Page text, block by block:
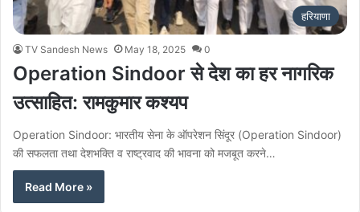
हरियाणा
TV Sandesh News May 18, 2025 0
Operation Sindoor से देश का हर नागरिक
उत्साहित: रामकुमार कश्यप
Operation Sindoor: भारतीय सेना के ऑपरेशन सिंदूर (Operation Sindoor)
की सफलता तथा देशभक्ति व राष्ट्रवाद की भावना को मजबूत करने…
Read More »